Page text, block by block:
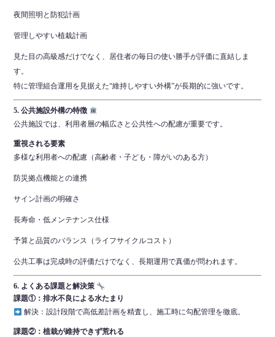
夜間照明と防犯計画
管理しやすい植栽計画
見た目の高級感だけでなく、居住者の毎日の使い勝手が評価に直結しま
す。
特に管理組合運用を見据えた“維持しやすい外構”が長期的に強いです。
5. 公共施設外構の特徴
公共施設では、利用者層の幅広さと公共性への配慮が重要です。
重視される要素
多様な利用者への配慮（高齢者・子ども・障がいのある方）
防災拠点機能との連携
サイン計画の明確さ
長寿命・低メンテナンス仕様
予算と品質のバランス（ライフサイクルコスト）
公共工事は完成時の評価だけでなく、長期運用で真価が問われます。
6. よくある課題と解決策
課題①：排水不良による水たまり
解決：設計段階で高低差計画を精査し、施工時に勾配管理を徹底。
課題②：植栽が維持できず荒れる